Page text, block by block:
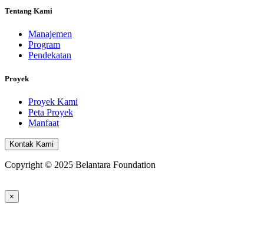
Tentang Kami
Manajemen
Program
Pendekatan
Proyek
Proyek Kami
Peta Proyek
Manfaat
Kontak Kami
Copyright © 2025 Belantara Foundation
×